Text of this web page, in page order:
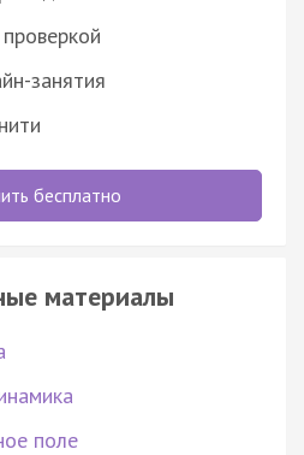
занятия
бесплатно
материалы
поле